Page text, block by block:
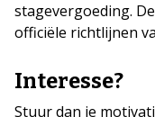
stagevergoeding.
officiële richtlijnen
Interesse?
Stuur dan je